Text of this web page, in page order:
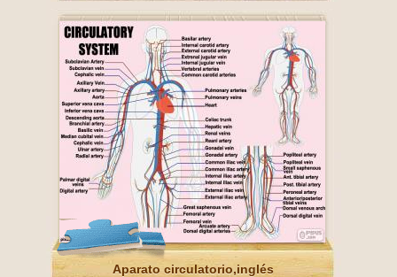
Aparato circulatorio,inglés